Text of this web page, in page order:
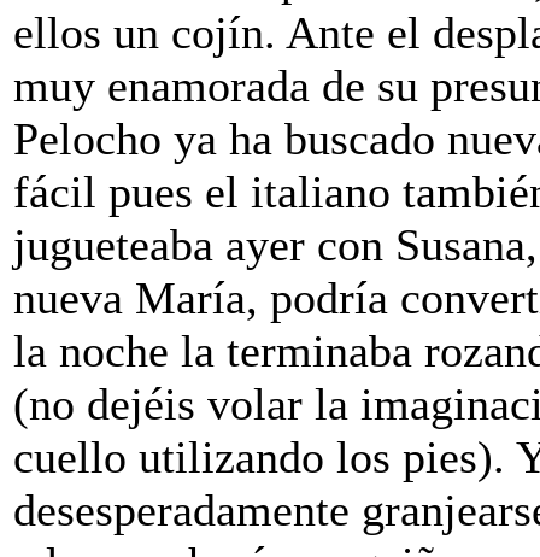
ellos un cojín. Ante el
muy enamorada de su
Pelocho ya ha buscado
fácil pues el italiano
jugueteaba ayer con
nueva María, podría
la noche la terminaba
(no dejéis volar la
cuello utilizando los pies).
desesperadamente